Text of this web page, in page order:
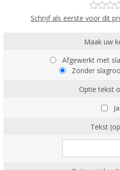
Schrijf als eerste voor dit
Maak uw
Afgewerkt met
Zonder
Optie tekst
Ja
Tekst